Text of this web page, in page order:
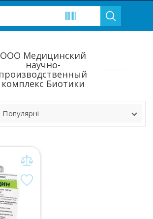
ООО Медицинский
научно-
производственный
комплекс Биотики